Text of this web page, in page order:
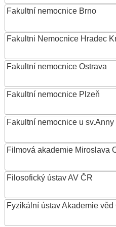
Fakultní nemocnice Brno
Fakultni Nemocnice Hradec
Fakultní nemocnice Ostrava
Fakultní nemocnice Plzeň
Fakultní nemocnice u sv.Anny
Filmová akademie Miroslava
Filosofický ústav AV ČR
Fyzikální ústav Akademie věd